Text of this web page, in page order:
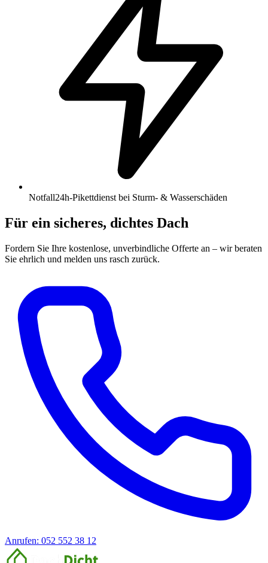
Notfall24h-Pikettdienst bei Sturm- & Wasserschäden
Für ein sicheres, dichtes Dach
Fordern Sie Ihre kostenlose, unverbindliche Offerte an – wir beraten
Sie ehrlich und melden uns rasch zurück.
Anrufen: 052 552 38 12